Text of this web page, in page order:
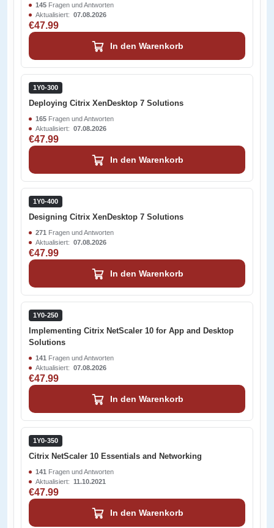
145 Fragen und Antworten
Aktualisiert: 07.08.2026
€47.99
In den Warenkorb
1Y0-300
Deploying Citrix XenDesktop 7 Solutions
165 Fragen und Antworten
Aktualisiert: 07.08.2026
€47.99
In den Warenkorb
1Y0-400
Designing Citrix XenDesktop 7 Solutions
271 Fragen und Antworten
Aktualisiert: 07.08.2026
€47.99
In den Warenkorb
1Y0-250
Implementing Citrix NetScaler 10 for App and Desktop
Solutions
141 Fragen und Antworten
Aktualisiert: 07.08.2026
€47.99
In den Warenkorb
1Y0-350
Citrix NetScaler 10 Essentials and Networking
141 Fragen und Antworten
Aktualisiert: 11.10.2021
€47.99
In den Warenkorb